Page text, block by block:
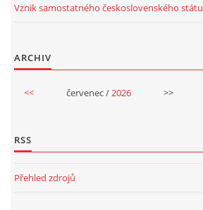
SVATÁ KATEŘINA 25.LISTOPADU
MIKULÁŠ, ČERTI
Vznik samostatného československého státu
ARCHIV
<< červenec / 2026 >>
RSS
Přehled zdrojů